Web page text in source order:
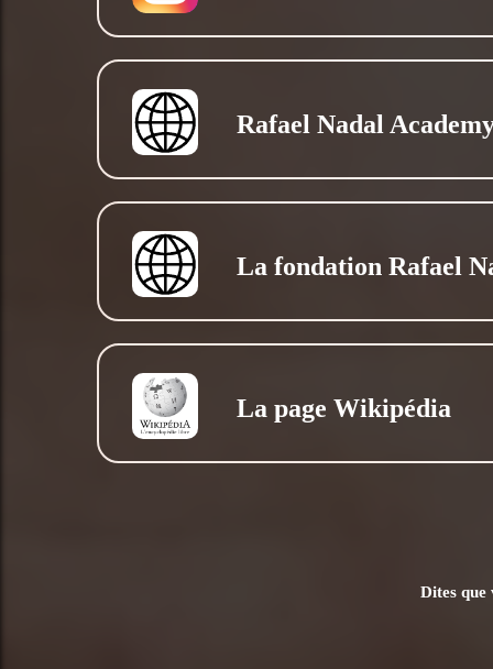
Rafael Nadal
La fondation Rafael
La page Wikipédia
Dites que